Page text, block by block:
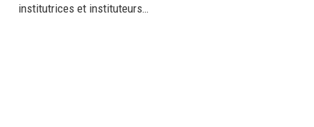
institutrices et instituteurs…